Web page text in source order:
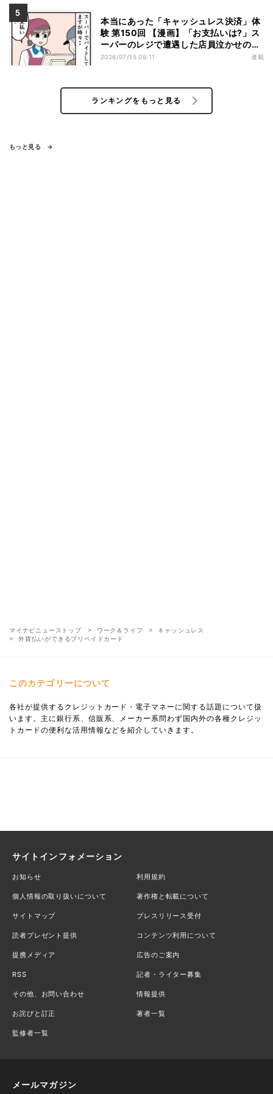
本当にあった「キャッシュレス決済」体
験 第150回 【漫画】「お支払いは?」ス
ーパーのレジで遭遇した店員泣かせの行
動とは……
2026/07/15 06:11 連載
ランキングをもっと見る
もっと見る
マイナビニューストップ ワーク＆ライフ
キャッシュレス
外貨払いができるプリペイドカード
このカテゴリーについて
各社が提供するクレジットカード・電子マネーに関する話題について扱
います。主に銀行系、信販系、メーカー系問わず国内外の各種クレジッ
トカードの便利な活用情報などを紹介していきます。
サイトインフォメーション
お知らせ 利用規約
個人情報の取り扱いについて 著作権と転載について
サイトマップ プレスリリース受付
読者プレゼント提供 コンテンツ利用について
提携メディア 広告のご案内
RSS 記者・ライター募集
その他、お問い合わせ 情報提供
お詫びと訂正 著者一覧
監修者一覧
メールマガジン